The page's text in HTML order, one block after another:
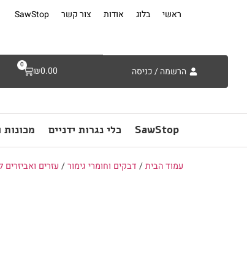
ראשי בלוג אודות צור קשר SawStop
הרשמה / כניסה ₪0.00
0
SawStop כלי נגרות ידניים מכונות
עמוד הבית/ דבקים וחומרי גימור/ עזרים ואביזרים